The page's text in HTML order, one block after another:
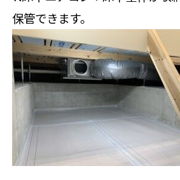
保管できます。